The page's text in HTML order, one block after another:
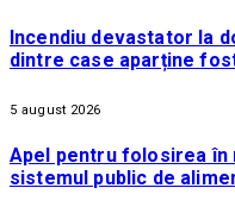
Incendiu devastator la
dintre case aparține
5 august 2026
Apel pentru folosirea în
sistemul public de